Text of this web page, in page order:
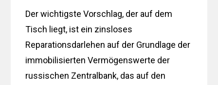
Der wichtigste Vorschlag, der auf dem
Tisch liegt, ist ein zinsloses
Reparationsdarlehen auf der Grundlage der
immobilisierten Vermögenswerte der
russischen Zentralbank, das auf den